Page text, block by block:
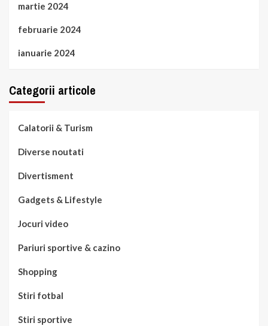
martie 2024
februarie 2024
ianuarie 2024
Categorii articole
Calatorii & Turism
Diverse noutati
Divertisment
Gadgets & Lifestyle
Jocuri video
Pariuri sportive & cazino
Shopping
Stiri fotbal
Stiri sportive